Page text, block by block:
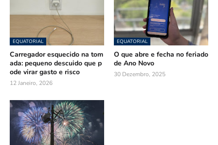
EQUATORIAL
Carregador esquecido na tom
ada: pequeno descuido que p
ode virar gasto e risco
12 Janeiro, 2026
EQUATORIAL
O que abre e fecha no feriado
de Ano Novo
30 Dezembro, 2025